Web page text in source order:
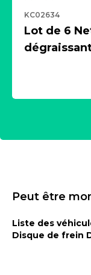
KC02634
Lot de 6
Peut être
Liste des
Disque de frein